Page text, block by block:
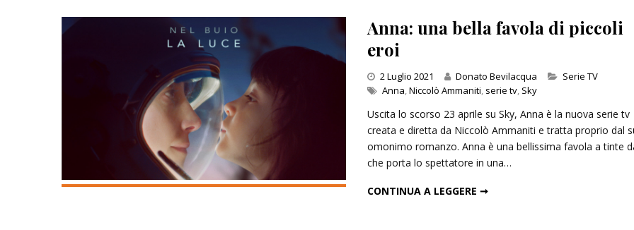
Anna: una bella favola di piccoli
eroi
2 Luglio 2021 Donato Bevilacqua Categories
Serie TV
Anna,Niccolò Ammaniti, serie tv, Sky
Uscita lo scorso 23 aprile su Sky, Anna è la nuova serie tv
creata e diretta da Niccolò Ammaniti e tratta proprio dal
omonimo romanzo. Anna è una bellissima favola a tinte
che porta lo spettatore in una…
CONTINUA A LEGGERE ➞